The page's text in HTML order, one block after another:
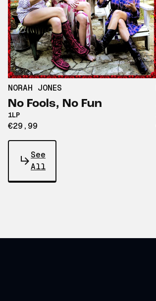
NORAH JONES
No Fools, No Fun
1LP
€29,99
See
All